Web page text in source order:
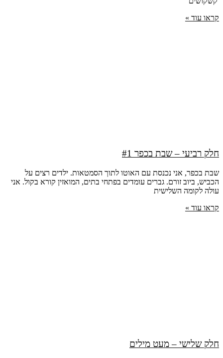
קראו עוד »
חלק רביעי – שבת בכפר #1
שבת בכפר, אני נכנסת עם האוטו לתוך הסמטאות. ילדים רצים על
הכביש, ביוב זורם. גברים עומדים בפתחי בתים, המואזין קורא בקול. אני
עולה לקומה השלישית
קראו עוד »
חלק שלישי – מעט מילים